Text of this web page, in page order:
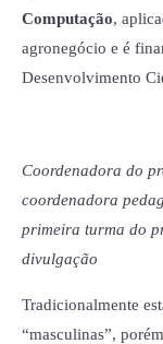
Computação,
agronegócio e é
Desenvolvimento
Coordenadora do
coordenadora
primeira turma do
divulgação
Tradicionalmente
“masculinas”,